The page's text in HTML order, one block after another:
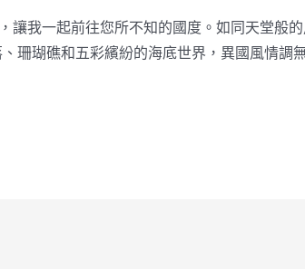
讓我一起前往您所不知的國度。如同天堂般
珊瑚礁和五彩繽紛的海底世界，異國風情調